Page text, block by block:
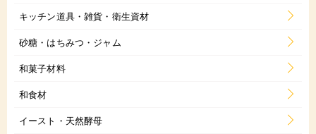
キッチン道具・雑貨・衛生資材
砂糖・はちみつ・ジャム
和菓子材料
和食材
イースト・天然酵母